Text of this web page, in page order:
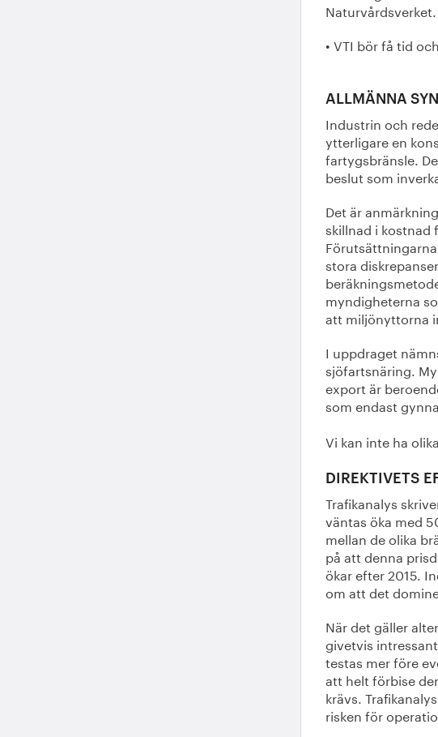
Naturvårdsverket.
• VTI bör få tid
ALLMÄNNA
Industrin och
ytterligare en
fartygsbränsle.
beslut som
Det är
skillnad i kostnad
stora
myndigheterna
att miljönyttorna
I uppdraget
sjöfartsnäring.
export är
som endast
Vi kan inte ha
DIREKTIVETS
Trafikanalys
väntas öka med
mellan de olika
på att denna
ökar efter 2015.
om att det
När det gäller
givetvis
testas mer före
att helt förbise
krävs.
risken för